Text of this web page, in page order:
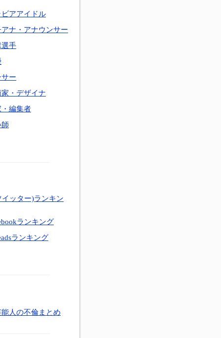
ビアアイドル
ナ・アナウンサー
選手
サー
・デザイナ
・編集者
師
ッター)ランキン
ランキング
ランキング
能人の不倫まとめ